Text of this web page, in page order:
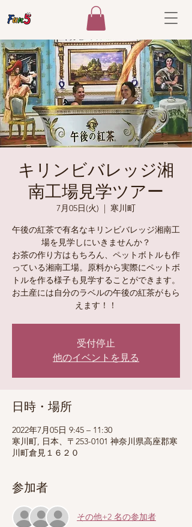
キリンビバレッジ湘
南工場見学ツアー
7月05日(火)
  |
寒川町
午後の紅茶で有名なキリンビバレッジ湘南工
場を見学しにいきませんか？
お茶の作り方はもちろん、ペットボトルも作
っている湘南工場。原料から実際にペットボ
トルを作る様子も見学することができます。
お土産には自分のラベルの午後の紅茶がもら
えます！！
受付停止
他のイベントを見る
日時・場所
2022年7月05日 9:45 – 11:30
寒川町, 日本、〒253-0101 神奈川県高座郡寒
川町倉見１６２０
参加者
その他+2 名の参加者